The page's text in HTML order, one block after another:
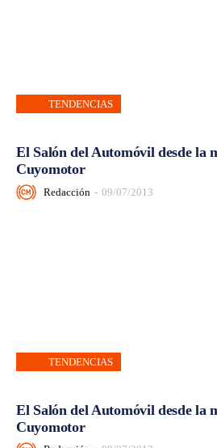
TENDENCIAS
El Salón del Automóvil desde la
Cuyomotor
Redacción - 09/07/2013
TENDENCIAS
El Salón del Automóvil desde la
Cuyomotor